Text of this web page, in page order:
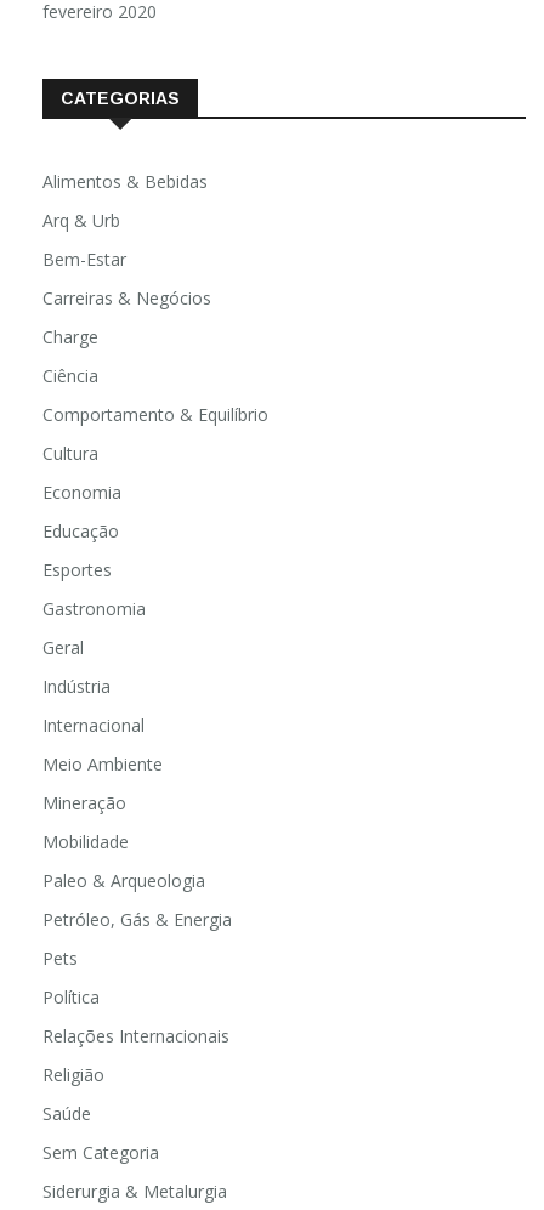
fevereiro 2020
CATEGORIAS
Alimentos & Bebidas
Arq & Urb
Bem-Estar
Carreiras & Negócios
Charge
Ciência
Comportamento & Equilíbrio
Cultura
Economia
Educação
Esportes
Gastronomia
Geral
Indústria
Internacional
Meio Ambiente
Mineração
Mobilidade
Paleo & Arqueologia
Petróleo, Gás & Energia
Pets
Política
Relações Internacionais
Religião
Saúde
Sem Categoria
Siderurgia & Metalurgia